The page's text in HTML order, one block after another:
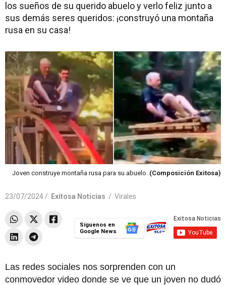
los sueños de su querido abuelo y verlo feliz junto a
sus demás seres queridos: ¡construyó una montaña
rusa en su casa!
Joven construye montaña rusa para su abuelo. (Composición Exitosa)
23/07/2024 / Exitosa Noticias / Virales
Síguenos en
Google News
Las redes sociales nos sorprenden con un
conmovedor video donde se ve que un joven no dudó